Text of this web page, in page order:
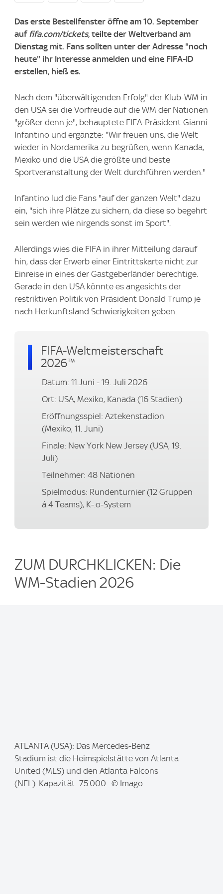
Das erste Bestellfenster öffne am 10. September
auf fifa.com/tickets, teilte der Weltverband am
Dienstag mit. Fans sollten unter der Adresse "noch
heute" ihr Interesse anmelden und eine FIFA-ID
erstellen, hieß es.
Nach dem "überwältigenden Erfolg" der Klub-WM in
den USA sei die Vorfreude auf die WM der Nationen
"größer denn je", behauptete FIFA-Präsident Gianni
Infantino und ergänzte: "Wir freuen uns, die Welt
wieder in Nordamerika zu begrüßen, wenn Kanada,
Mexiko und die USA die größte und beste
Sportveranstaltung der Welt durchführen werden."
Infantino lud die Fans "auf der ganzen Welt" dazu
ein, "sich ihre Plätze zu sichern, da diese so begehrt
sein werden wie nirgends sonst im Sport".
Allerdings wies die FIFA in ihrer Mitteilung darauf
hin, dass der Erwerb einer Eintrittskarte nicht zur
Einreise in eines der Gastgeberländer berechtige.
Gerade in den USA könnte es angesichts der
restriktiven Politik von Präsident Donald Trump je
nach Herkunftsland Schwierigkeiten geben.
FIFA-Weltmeisterschaft
2026™
Datum: 11.Juni - 19. Juli 2026
Ort: USA, Mexiko, Kanada (16 Stadien)
Eröffnungsspiel: Aztekenstadion
(Mexiko, 11. Juni)
Finale: New York New Jersey (USA, 19.
Juli)
Teilnehmer: 48 Nationen
Spielmodus: Rundenturnier (12 Gruppen
á 4 Teams), K-.o-System
ZUM DURCHKLICKEN: Die
WM-Stadien 2026
m
ATLANTA (USA): Das Mercedes-Benz
Stadium ist die Heimspielstätte von Atlanta
United (MLS) und den Atlanta Falcons
(NFL). Kapazität: 75.000. © Imago